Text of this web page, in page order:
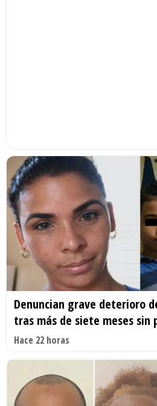
Denuncian grave deterioro
tras más de siete meses sin
Hace 22 horas